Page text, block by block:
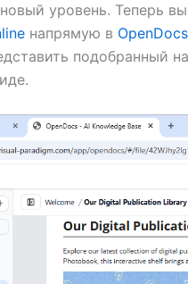
уровень. Теперь
напрямую в OpenDocs
подобранный